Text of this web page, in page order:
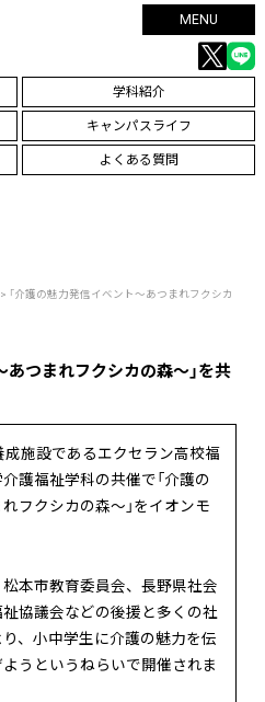
MENU
学科紹介
キャンパスライフ
よくある質問
> 「介護の魅力発信イベント～あつまれフクシカ
あつまれフクシカの森～」を共
成施設であるエクセラン高校福
護福祉学科の共催で「介護の
フクシカの森～」をイオンモ
本市教育委員会、長野県社会
協議会などの後援と多くの社
、小中学生に介護の魅力を伝
うというねらいで開催されま